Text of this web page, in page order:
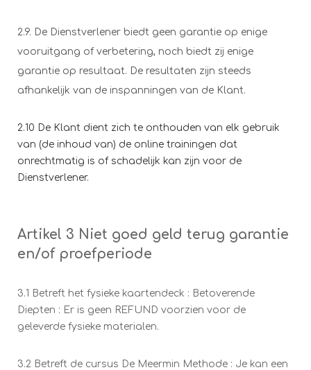
2.9. De Dienstverlener biedt geen garantie op enige
vooruitgang of verbetering, noch biedt zij enige
garantie op resultaat. De resultaten zijn steeds
afhankelijk van de inspanningen van de Klant.
2.10 De Klant dient zich te onthouden van elk gebruik
van (de inhoud van) de online trainingen dat
onrechtmatig is of schadelijk kan zijn voor de
Dienstverlener.
Artikel 3 Niet goed geld terug garantie
en/of proefperiode
3.1 Betreft het fysieke kaartendeck : Betoverende
Diepten : Er is geen REFUND voorzien voor de
geleverde fysieke materialen.
3.2 Betreft de cursus De Meermin Methode : Je kan een